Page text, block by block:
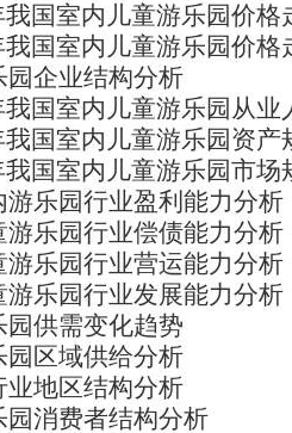
国室内儿童游乐园价格
国室内儿童游乐园价格
园企业结构分析
国室内儿童游乐园从业
国室内儿童游乐园资产
国室内儿童游乐园市场
游乐园行业盈利能力分析
游乐园行业偿债能力分析
游乐园行业营运能力分析
游乐园行业发展能力分析
园供需变化趋势
园区域供给分析
业地区结构分析
园消费者结构分析